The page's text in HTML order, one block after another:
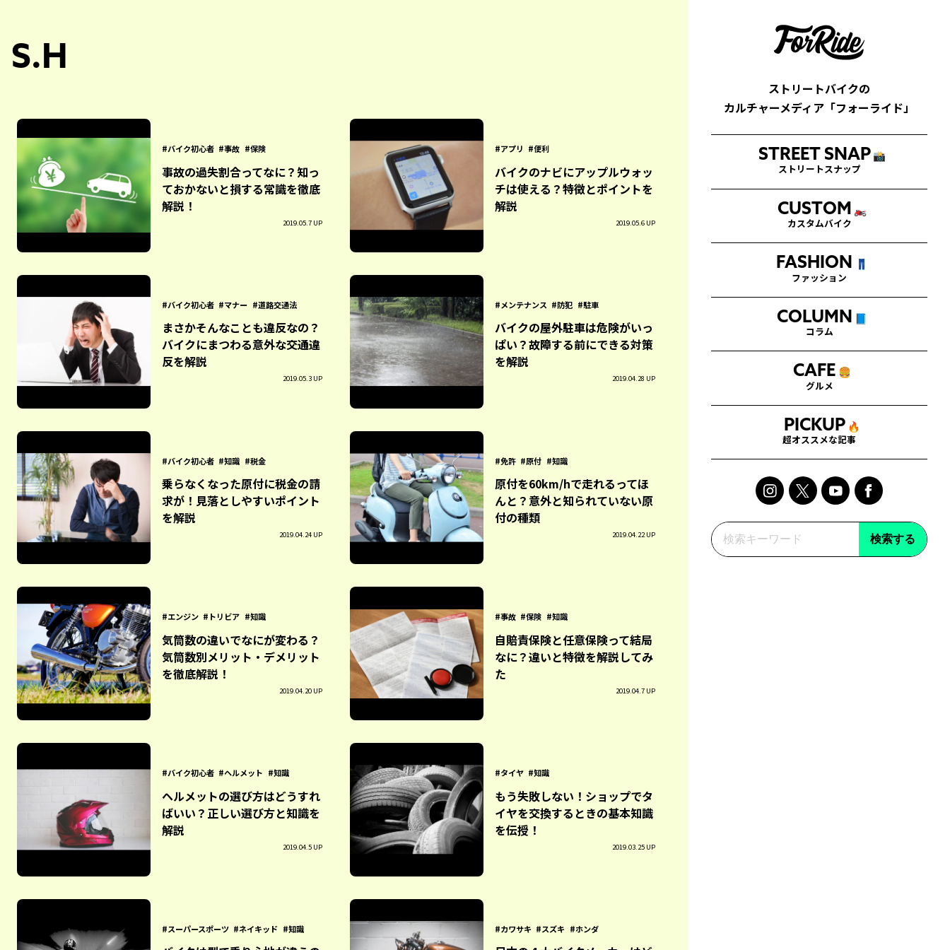
ストリートバイクの
カルチャーメディア「フォーライド」
STREET SNAP 📸
ストリートスナップ
CUSTOM 🏍
カスタムバイク
FASHION 👖
ファッション
COLUMN
コラム
CAFE 🍔
グルメ
PICKUP 🔥
超オススメな記事
検索する
S.H
バイク初心者 事故 保険
事故の過失割合ってなに？知っ
ておかないと損する常識を徹底
解説！
2019.05.7 UP
アプリ 便利
バイクのナビにアップルウォッ
チは使える？特徴とポイントを
解説
2019.05.6 UP
バイク初心者 マナー 道路交通法
まさかそんなことも違反なの？
バイクにまつわる意外な交通違
反を解説
2019.05.3 UP
メンテナンス 防犯 駐車
バイクの屋外駐車は危険がいっ
ぱい？故障する前にできる対策
を解説
2019.04.28 UP
バイク初心者 知識 税金
乗らなくなった原付に税金の請
求が！見落としやすいポイント
を解説
2019.04.24 UP
免許 原付 知識
原付を60km/hで走れるってほ
んと？意外と知られていない原
付の種類
2019.04.22 UP
エンジン トリビア 知識
気筒数の違いでなにが変わる？
気筒数別メリット・デメリット
を徹底解説！
2019.04.20 UP
事故 保険 知識
自賠責保険と任意保険って結局
なに？違いと特徴を解説してみ
た
2019.04.7 UP
バイク初心者 ヘルメット 知識
ヘルメットの選び方はどうすれ
ばいい？正しい選び方と知識を
解説
2019.04.5 UP
タイヤ 知識
もう失敗しない！ショップでタ
イヤを交換するときの基本知識
を伝授！
2019.03.25 UP
スーパースポーツ ネイキッド 知識 カワサキ スズキ ホンダ